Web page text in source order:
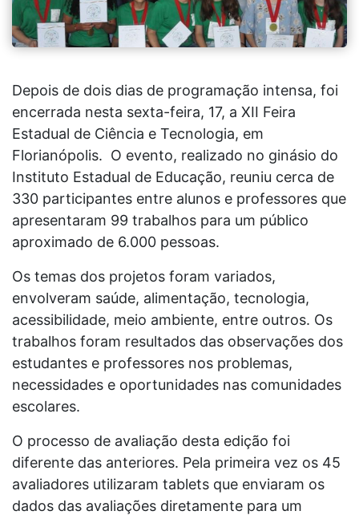
Depois de dois dias de programação intensa, foi
encerrada nesta sexta-feira, 17, a XII Feira
Estadual de Ciência e Tecnologia, em
Florianópolis. O evento, realizado no ginásio do
Instituto Estadual de Educação, reuniu cerca de
330 participantes entre alunos e professores que
apresentaram 99 trabalhos para um público
aproximado de 6.000 pessoas.
Os temas dos projetos foram variados,
envolveram saúde, alimentação, tecnologia,
acessibilidade, meio ambiente, entre outros. Os
trabalhos foram resultados das observações dos
estudantes e professores nos problemas,
necessidades e oportunidades nas comunidades
escolares.
O processo de avaliação desta edição foi
diferente das anteriores. Pela primeira vez os 45
avaliadores utilizaram tablets que enviaram os
dados das avaliações diretamente para um